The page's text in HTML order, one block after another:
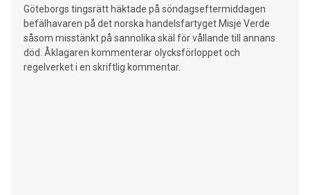
Göteborgs tingsrätt häktade på söndagseftermiddagen
befälhavaren på det norska handelsfartyget Misje Verde
såsom misstänkt på sannolika skäl för vållande till annans
död. Åklagaren kommenterar olycksförloppet och
regelverket i en skriftlig kommentar.